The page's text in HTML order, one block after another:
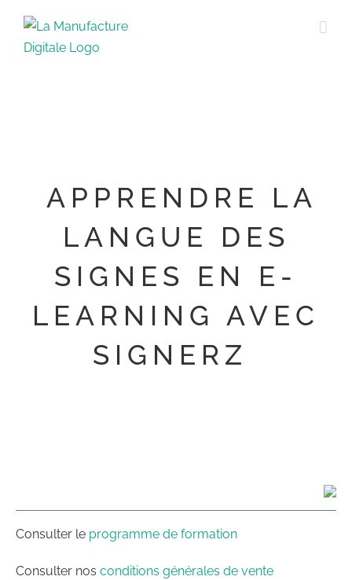
contenu
APPRENDRE LA
LANGUE DES
SIGNES EN E-
LEARNING AVEC
SIGNERZ
Consulter le programme de formation
Consulter nos conditions générales de vente